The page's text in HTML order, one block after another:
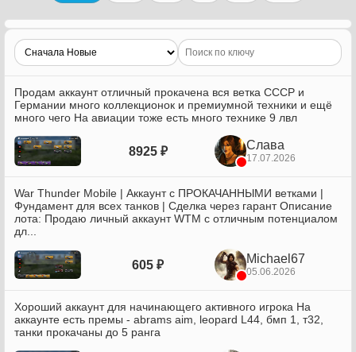
Продам аккаунт отличный прокачена вся ветка СССР и
Германии много коллекционок и премиумной техники и ещё
много чего На авиации тоже есть много технике 9 лвл
8925 ₽ Слава
17.07.2026
War Thunder Mobile | Аккаунт с ПРОКАЧАННЫМИ ветками |
Фундамент для всех танков | Сделка через гарант Описание
лота: Продаю личный аккаунт WTM с отличным потенциалом
дл...
605 ₽ Michael67
05.06.2026
Хороший аккаунт для начинающего активного игрока На
аккаунте есть премы - abrams aim, leopard L44, бмп 1, т32,
танки прокачаны до 5 ранга